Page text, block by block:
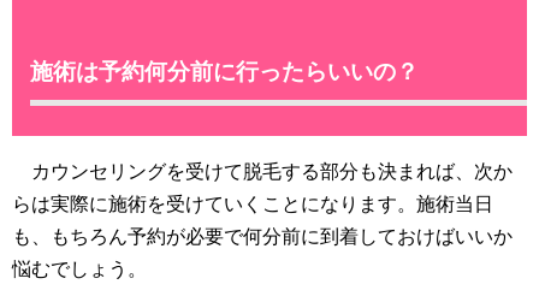
施術は予約何分前に行ったらいいの？
カウンセリングを受けて脱毛する部分も決まれば、次か
らは実際に施術を受けていくことになります。施術当日
も、もちろん予約が必要で何分前に到着しておけばいいか
悩むでしょう。